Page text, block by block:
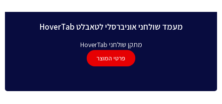
מעמד שולחני אוניברסלי לטאבלט HoverTab
מתקן שולחני HoverTab
פרטי המוצר